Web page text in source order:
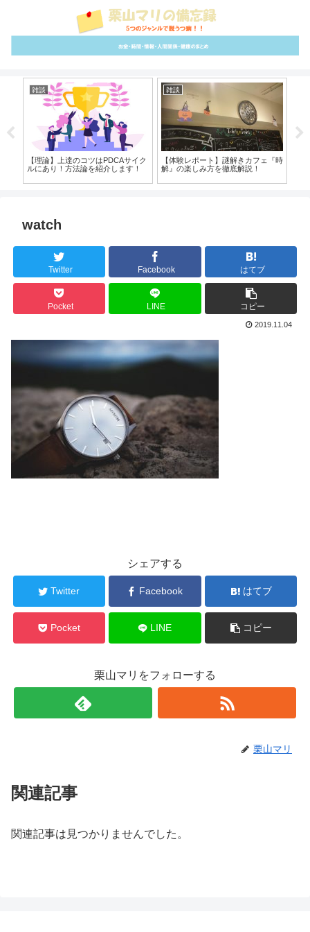
雑談
【理論】上達のコツはPDCAサイク
ルにあり！方法論を紹介します！
雑談
【体験レポート】謎解きカフェ『時
解』の楽しみ方を徹底解説！
watch
Twitter Facebook はてブ
Pocket LINE コピー
2019.11.04
シェアする
Twitter Facebook はてブ
Pocket LINE コピー
栗山マリをフォローする
栗山マリ
関連記事
関連記事は見つかりませんでした。